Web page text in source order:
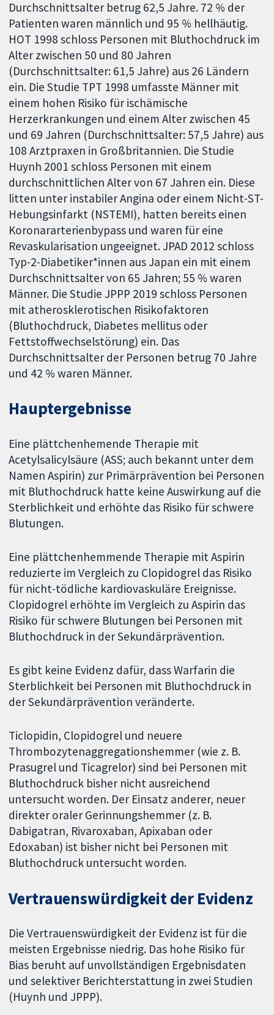
Durchschnittsalter betrug 62,5 Jahre. 72 % der
Patienten waren männlich und 95 % hellhäutig.
HOT 1998 schloss Personen mit Bluthochdruck im
Alter zwischen 50 und 80 Jahren
(Durchschnittsalter: 61,5 Jahre) aus 26 Ländern
ein. Die Studie TPT 1998 umfasste Männer mit
einem hohen Risiko für ischämische
Herzerkrankungen und einem Alter zwischen 45
und 69 Jahren (Durchschnittsalter: 57,5 Jahre) aus
108 Arztpraxen in Großbritannien. Die Studie
Huynh 2001 schloss Personen mit einem
durchschnittlichen Alter von 67 Jahren ein. Diese
litten unter instabiler Angina oder einem Nicht-ST-
Hebungsinfarkt (NSTEMI), hatten bereits einen
Koronararterienbypass und waren für eine
Revaskularisation ungeeignet. JPAD 2012 schloss
Typ-2-Diabetiker*innen aus Japan ein mit einem
Durchschnittsalter von 65 Jahren; 55 % waren
Männer. Die Studie JPPP 2019 schloss Personen
mit atherosklerotischen Risikofaktoren
(Bluthochdruck, Diabetes mellitus oder
Fettstoffwechselstörung) ein. Das
Durchschnittsalter der Personen betrug 70 Jahre
und 42 % waren Männer.
Hauptergebnisse
Eine plättchenhemende Therapie mit
Acetylsalicylsäure (ASS; auch bekannt unter dem
Namen Aspirin) zur Primärprävention bei Personen
mit Bluthochdruck hatte keine Auswirkung auf die
Sterblichkeit und erhöhte das Risiko für schwere
Blutungen.
Eine plättchenhemmende Therapie mit Aspirin
reduzierte im Vergleich zu Clopidogrel das Risiko
für nicht-tödliche kardiovaskuläre Ereignisse.
Clopidogrel erhöhte im Vergleich zu Aspirin das
Risiko für schwere Blutungen bei Personen mit
Bluthochdruck in der Sekundärprävention.
Es gibt keine Evidenz dafür, dass Warfarin die
Sterblichkeit bei Personen mit Bluthochdruck in
der Sekundärprävention veränderte.
Ticlopidin, Clopidogrel und neuere
Thrombozytenaggregationshemmer (wie z. B.
Prasugrel und Ticagrelor) sind bei Personen mit
Bluthochdruck bisher nicht ausreichend
untersucht worden. Der Einsatz anderer, neuer
direkter oraler Gerinnungshemmer (z. B.
Dabigatran, Rivaroxaban, Apixaban oder
Edoxaban) ist bisher nicht bei Personen mit
Bluthochdruck untersucht worden.
Vertrauenswürdigkeit der Evidenz
Die Vertrauenswürdigkeit der Evidenz ist für die
meisten Ergebnisse niedrig. Das hohe Risiko für
Bias beruht auf unvollständigen Ergebnisdaten
und selektiver Berichterstattung in zwei Studien
(Huynh und JPPP).